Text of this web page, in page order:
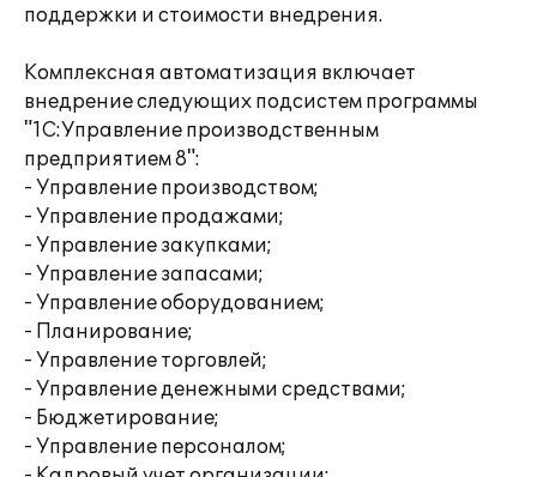
поддержки и стоимости внедрения.
Комплексная автоматизация включает
внедрение следующих подсистем программы
"1С:Управление производственным
предприятием 8":
- Управление производством;
- Управление продажами;
- Управление закупками;
- Управление запасами;
- Управление оборудованием;
- Планирование;
- Управление торговлей;
- Управление денежными средствами;
- Бюджетирование;
- Управление персоналом;